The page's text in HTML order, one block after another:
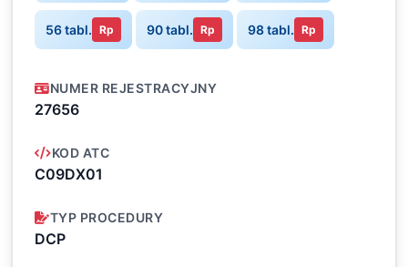
56 tabl. Rp 90 tabl. Rp 98 tabl. Rp
NUMER REJESTRACYJNY
27656
KOD ATC
C09DX01
TYP PROCEDURY
DCP